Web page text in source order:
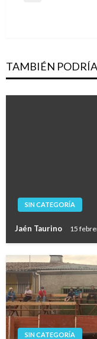
TAMBIÉN
SIN CATEGORÍA
Jaén Taurino 15
SIN CATEGORÍA